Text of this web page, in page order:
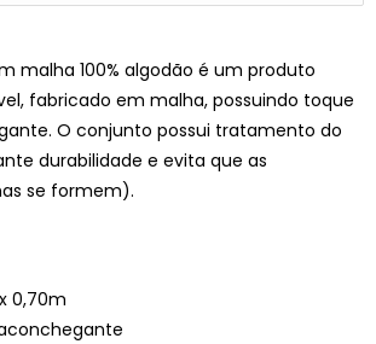
malha 100% algodão é um produto
fabricado em malha, possuindo toque
O conjunto possui tratamento do
durabilidade e evita que as
se formem).
0,70m